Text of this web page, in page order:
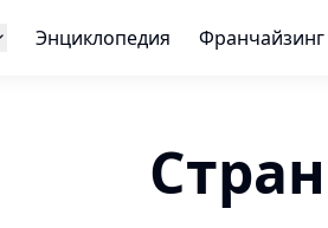
Энциклопедия Франчайзинг